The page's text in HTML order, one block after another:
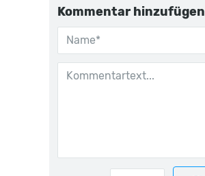
Kommentar hinzufügen